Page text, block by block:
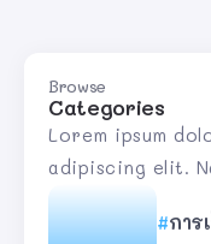
Categories
Browse
Lorem ipsum
adipiscing elit.
การ